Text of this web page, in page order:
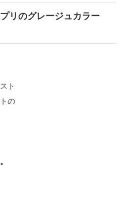
リのグレージュカラー
ト
の